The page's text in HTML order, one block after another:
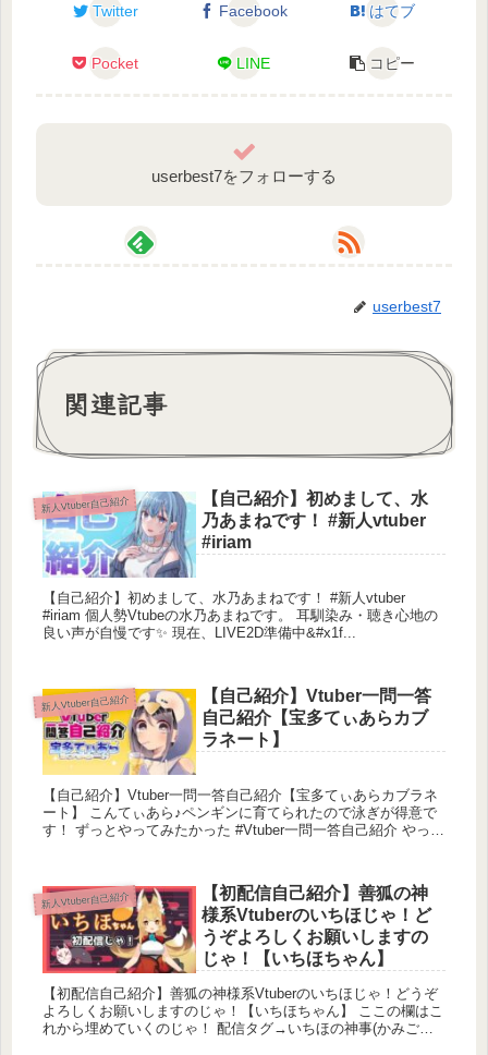
Twitter Facebook はてブ
Pocket LINE コピー
userbest7をフォローする
userbest7
関連記事
新人Vtuber自己紹介
【自己紹介】初めまして、水
乃あまねです！ #新人vtuber
#iriam
【自己紹介】初めまして、水乃あまねです！ #新人vtuber
#iriam 個人勢Vtubeの水乃あまねです。 耳馴染み・聴き心地の
良い声が自慢です✨ 現在、LIVE2D準備中&#x1f...
新人Vtuber自己紹介
【自己紹介】Vtuber一問一答
自己紹介【宝多てぃあらカブ
ラネート】
【自己紹介】Vtuber一問一答自己紹介【宝多てぃあらカブラネ
ート】 こんてぃあら♪ペンギンに育てられたので泳ぎが得意で
す！ ずっとやってみたかった #Vtuber一問一答自己紹介 やって
新人Vtuber自己紹介
【初配信自己紹介】善狐の神
様系Vtuberのいちほじゃ！ど
うぞよろしくお願いしますの
じゃ！【いちほちゃん】
【初配信自己紹介】善狐の神様系Vtuberのいちほじゃ！どうぞ
よろしくお願いしますのじゃ！【いちほちゃん】 ここの欄はこ
れから埋めていくのじゃ！ 配信タグ→いちほの神事(かみごと)